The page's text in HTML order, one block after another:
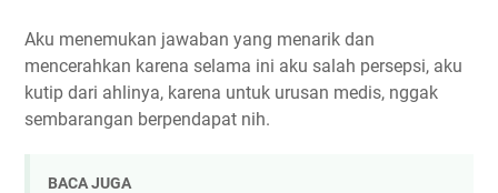
Aku menemukan jawaban yang menarik dan
mencerahkan karena selama ini aku salah persepsi, aku
kutip dari ahlinya, karena untuk urusan medis, nggak
sembarangan berpendapat nih.
BACA JUGA